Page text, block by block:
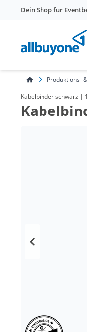
Dein Shop für
Produktions-
Kabelbinder schwarz |